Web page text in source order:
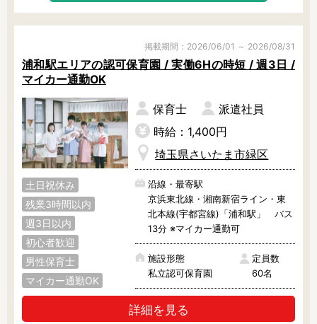
掲載期間：2026/06/01 ～ 2026/08/31
浦和駅エリアの認可保育園 / 実働6Hの時短 / 週3日 /
マイカー通勤OK
土日祝休み
残業3時間以内
週3日以内
初心者歓迎
男性保育士
マイカー通勤OK
保育士
派遣社員
時給：1,400円
埼玉県さいたま市緑区
沿線・最寄駅
京浜東北線・湘南新宿ライン・東
北本線(宇都宮線)「浦和駅」 バス
13分 ※マイカー通勤可
施設形態
私立認可保育園
定員数
60名
詳細を見る